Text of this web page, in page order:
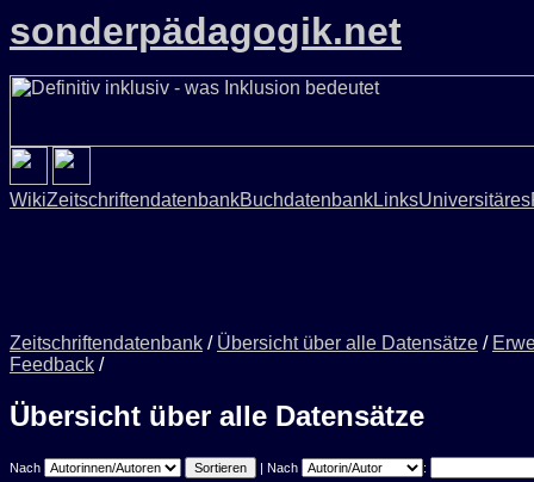
sonderpädagogik.net
WikiZeitschriftendatenbankBuchdatenbankLinksUniversitäres
Zeitschriftendatenbank / Übersicht über alle Datensätze /
Feedback /
Übersicht über alle Datensätze
Nach | Nach :